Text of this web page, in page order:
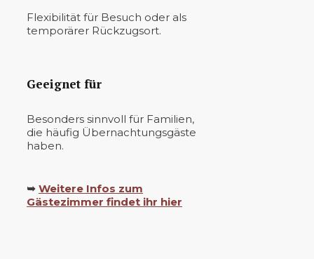
Flexibilität für Besuch oder als
temporärer Rückzugsort.
Geeignet für
Besonders sinnvoll für Familien,
die häufig Übernachtungsgäste
haben.
➥ Weitere Infos zum
Gästezimmer findet ihr hier